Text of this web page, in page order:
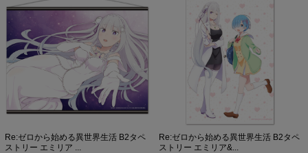
Re:ゼロから始める異世界生活 B2タペ
ストリー エミリア ...
Re:ゼロから始める異世界生活 B2タペ
ストリー エミリア&...